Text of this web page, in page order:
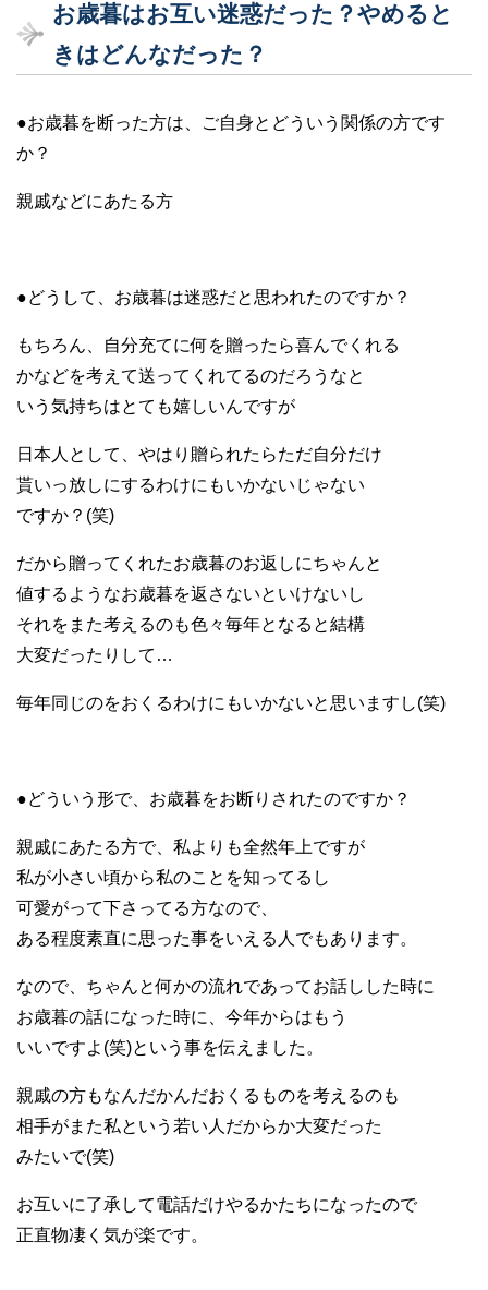
お歳暮はお互い迷惑だった？やめると
きはどんなだった？
●お歳暮を断った方は、ご自身とどういう関係の方です
か？
親戚などにあたる方
●どうして、お歳暮は迷惑だと思われたのですか？
もちろん、自分充てに何を贈ったら喜んでくれる
かなどを考えて送ってくれてるのだろうなと
いう気持ちはとても嬉しいんですが
日本人として、やはり贈られたらただ自分だけ
貰いっ放しにするわけにもいかないじゃない
ですか？(笑)
だから贈ってくれたお歳暮のお返しにちゃんと
値するようなお歳暮を返さないといけないし
それをまた考えるのも色々毎年となると結構
大変だったりして…
毎年同じのをおくるわけにもいかないと思いますし(笑)
●どういう形で、お歳暮をお断りされたのですか？
親戚にあたる方で、私よりも全然年上ですが
私が小さい頃から私のことを知ってるし
可愛がって下さってる方なので、
ある程度素直に思った事をいえる人でもあります。
なので、ちゃんと何かの流れであってお話しした時に
お歳暮の話になった時に、今年からはもう
いいですよ(笑)という事を伝えました。
親戚の方もなんだかんだおくるものを考えるのも
相手がまた私という若い人だからか大変だった
みたいで(笑)
お互いに了承して電話だけやるかたちになったので
正直物凄く気が楽です。